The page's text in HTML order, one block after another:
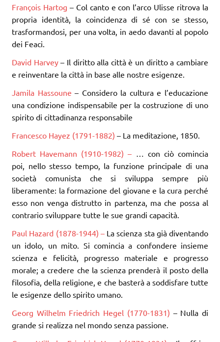
François Hartog – Col canto e con l’arco Ulisse ritrova la
propria identità, la coincidenza di sé con se stesso,
trasformandosi, per una volta, in aedo davanti al popolo
dei Feaci.
David Harvey– Il diritto alla città è un diritto a cambiare
e reinventare la città in base alle nostre esigenze.
Jamila Hassoune– Considero la cultura e l’educazione
una condizione indispensabile per la costruzione di uno
spirito di cittadinanza responsabile
Francesco Hayez (1791-1882) – La meditazione, 1850.
Robert Havemann (1910-1982) –
… con ciò comincia
poi, nello stesso tempo, la funzione principale di una
società comunista che si sviluppa sempre più
liberamente: la formazione del giovane e la cura perché
esso non venga distrutto in partenza, ma che possa al
contrario sviluppare tutte le sue grandi capacità.
Paul Hazard (1878-1944) – La scienza sta già diventando
un idolo, un mito. Si comincia a confondere insieme
scienza e felicità, progresso materiale e progresso
morale; a credere che la scienza prenderà il posto della
filosofia, della religione, e che basterà a soddisfare tutte
le esigenze dello spirito umano.
Georg Wilhelm Friedrich Hegel (1770-1831) – Nulla di
grande si realizza nel mondo senza passione.